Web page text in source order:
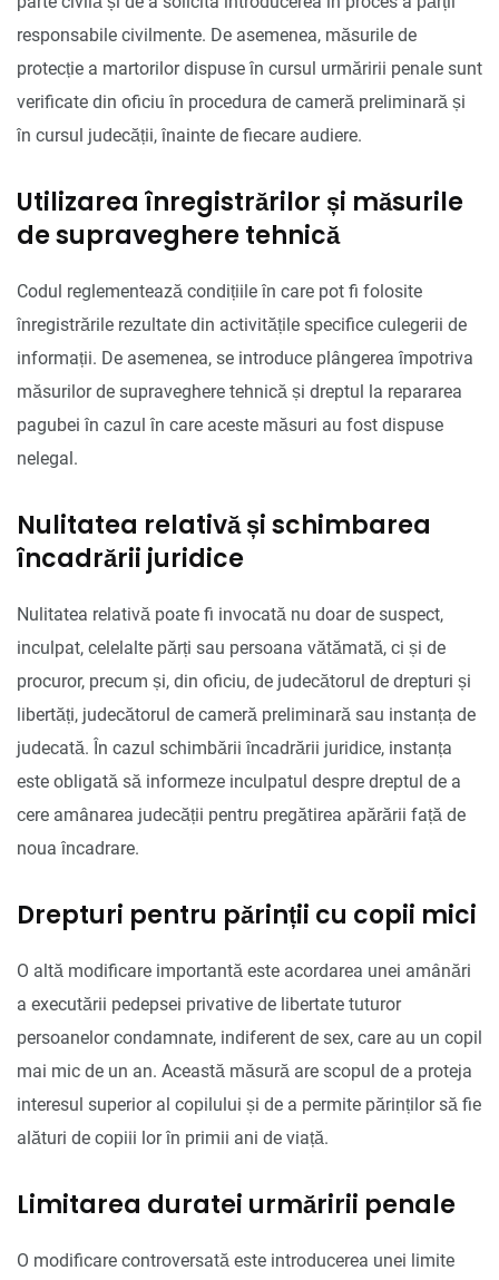
responsabile civilmente. De asemenea, măsurile de
protecție a martorilor dispuse în cursul urmăririi penale sunt
verificate din oficiu în procedura de cameră preliminară și
în cursul judecății, înainte de fiecare audiere.
Utilizarea înregistrărilor și măsurile
de supraveghere tehnică
Codul reglementează condițiile în care pot fi folosite
înregistrările rezultate din activitățile specifice culegerii de
informații. De asemenea, se introduce plângerea împotriva
măsurilor de supraveghere tehnică și dreptul la repararea
pagubei în cazul în care aceste măsuri au fost dispuse
nelegal.
Nulitatea relativă și schimbarea
încadrării juridice
Nulitatea relativă poate fi invocată nu doar de suspect,
inculpat, celelalte părți sau persoana vătămată, ci și de
procuror, precum și, din oficiu, de judecătorul de drepturi și
libertăți, judecătorul de cameră preliminară sau instanța de
judecată. În cazul schimbării încadrării juridice, instanța
este obligată să informeze inculpatul despre dreptul de a
cere amânarea judecății pentru pregătirea apărării față de
noua încadrare.
Drepturi pentru părinții cu copii mici
O altă modificare importantă este acordarea unei amânări
a executării pedepsei privative de libertate tuturor
persoanelor condamnate, indiferent de sex, care au un copil
mai mic de un an. Această măsură are scopul de a proteja
interesul superior al copilului și de a permite părinților să fie
alături de copiii lor în primii ani de viață.
Limitarea duratei urmăririi penale
O modificare controversată este introducerea unei limite